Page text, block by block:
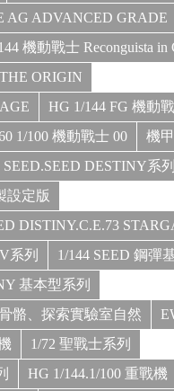
AG ADVANCED GRADE
機動戰士 Reconguista in
ORIGIN
HG 1/144 FG 機動
1/100 機動戰士 00
機
SEED.SEED DESTINY系列
設定版
DISTINY.C.E.73
系列
1/144 SEED 鋼彈
基本型系列
骼、探索實驗室自然
1/72 聖戰士系列
HG 1/144.1/100 重戰機